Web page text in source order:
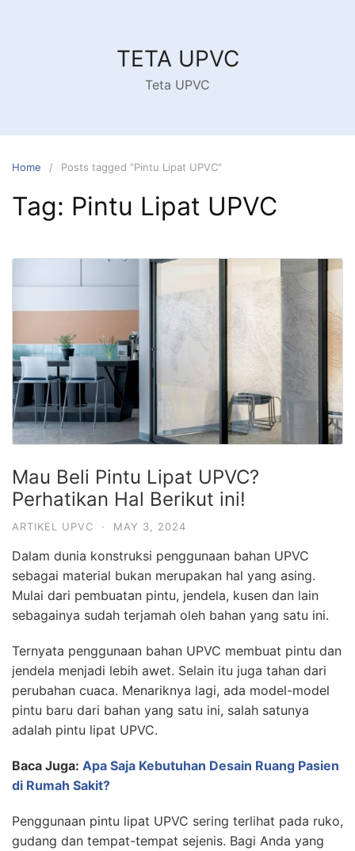
TETA UPVC
Teta UPVC
Home Posts tagged “Pintu Lipat UPVC”
Tag: Pintu Lipat UPVC
Mau Beli Pintu Lipat UPVC?
Perhatikan Hal Berikut ini!
ARTIKEL UPVC · MAY 3, 2024
Dalam dunia konstruksi penggunaan bahan UPVC
sebagai material bukan merupakan hal yang asing.
Mulai dari pembuatan pintu, jendela, kusen dan lain
sebagainya sudah terjamah oleh bahan yang satu ini.
Ternyata penggunaan bahan UPVC membuat pintu dan
jendela menjadi lebih awet. Selain itu juga tahan dari
perubahan cuaca. Menariknya lagi, ada model-model
pintu baru dari bahan yang satu ini, salah satunya
adalah pintu lipat UPVC.
Baca Juga: Apa Saja Kebutuhan Desain Ruang Pasien
di Rumah Sakit?
Penggunaan pintu lipat UPVC sering terlihat pada ruko,
gudang dan tempat-tempat sejenis. Bagi Anda yang